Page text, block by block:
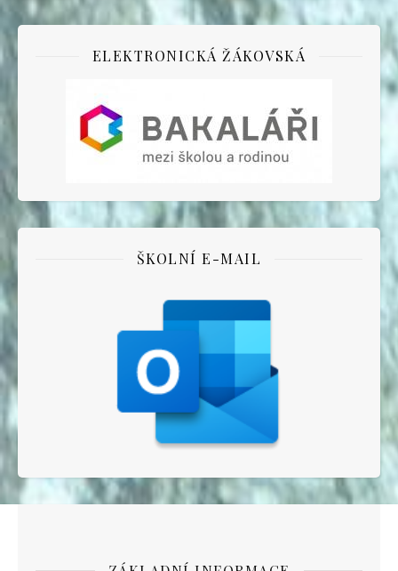
ELEKTRONICKÁ ŽÁKOVSKÁ
ŠKOLNÍ E-MAIL